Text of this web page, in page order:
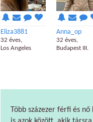
Eliza3881
32 éves,
Los Angeles
Anna_op
32 éves,
Budapest III.
Több százezer férfi és